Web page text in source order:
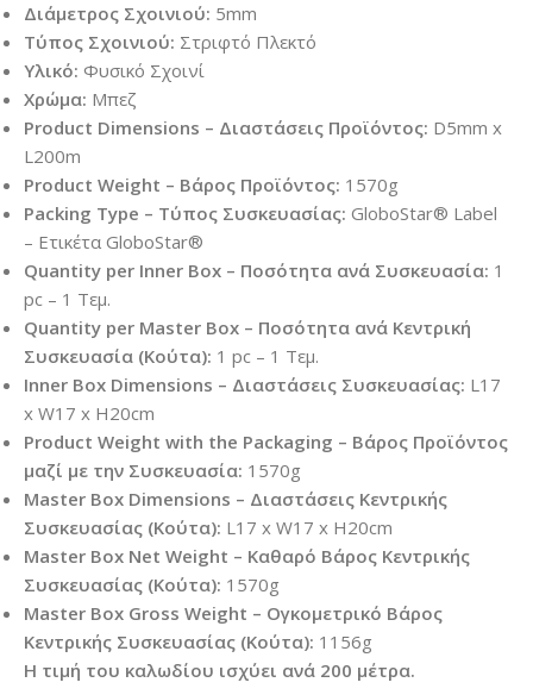
Διάμετρος Σχοινιού: 5mm
Τύπος Σχοινιού: Στριφτό Πλεκτό
Υλικό: Φυσικό Σχοινί
Χρώμα: Μπεζ
Product Dimensions – Διαστάσεις Προϊόντος: D5mm x
L200m
Product Weight – Βάρος Προϊόντος: 1570g
Packing Type – Τύπος Συσκευασίας: GloboStar® Label
– Ετικέτα GloboStar®
Quantity per Inner Box – Ποσότητα ανά Συσκευασία: 1
pc – 1 Τεμ.
Quantity per Master Box – Ποσότητα ανά Κεντρική
Συσκευασία (Κούτα): 1 pc – 1 Τεμ.
Inner Box Dimensions – Διαστάσεις Συσκευασίας: L17
x W17 x H20cm
Product Weight with the Packaging – Βάρος Προϊόντος
μαζί με την Συσκευασία: 1570g
Master Box Dimensions – Διαστάσεις Κεντρικής
Συσκευασίας (Κούτα): L17 x W17 x H20cm
Master Box Net Weight – Καθαρό Βάρος Κεντρικής
Συσκευασίας (Κούτα): 1570g
Master Box Gross Weight – Ογκομετρικό Βάρος
Κεντρικής Συσκευασίας (Κούτα): 1156g
Η τιμή του καλωδίου ισχύει ανά 200 μέτρα.